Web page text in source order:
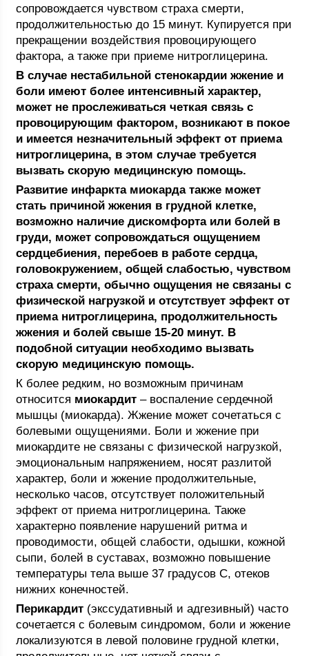
сопровождается чувством страха смерти,
продолжительностью до 15 минут. Купируется при
прекращении воздействия провоцирующего
фактора, а также при приеме нитроглицерина.
В случае нестабильной стенокардии жжение и
боли имеют более интенсивный характер,
может не прослеживаться четкая связь с
провоцирующим фактором, возникают в покое
и имеется незначительный эффект от приема
нитроглицерина, в этом случае требуется
вызвать скорую медицинскую помощь.
Развитие инфаркта миокарда также может
стать причиной жжения в грудной клетке,
возможно наличие дискомфорта или болей в
груди, может сопровождаться ощущением
сердцебиения, перебоев в работе сердца,
головокружением, общей слабостью, чувством
страха смерти, обычно ощущения не связаны с
физической нагрузкой и отсутствует эффект от
приема нитроглицерина, продолжительность
жжения и болей свыше 15-20 минут. В
подобной ситуации необходимо вызвать
скорую медицинскую помощь.
К более редким, но возможным причинам
относится миокардит– воспаление сердечной
мышцы (миокарда). Жжение может сочетаться с
болевыми ощущениями. Боли и жжение при
миокардите не связаны с физической нагрузкой,
эмоциональным напряжением, носят разлитой
характер, боли и жжение продолжительные,
несколько часов, отсутствует положительный
эффект от приема нитроглицерина. Также
характерно появление нарушений ритма и
проводимости, общей слабости, одышки, кожной
сыпи, болей в суставах, возможно повышение
температуры тела выше 37 градусов С, отеков
нижних конечностей.
Перикардит (экссудативный и адгезивный) часто
сочетается с болевым синдромом, боли и жжение
локализуются в левой половине грудной клетки,